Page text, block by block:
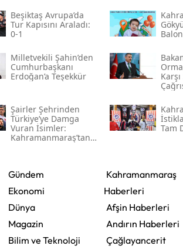
Beşiktaş Avrupa’da
Tur Kapısını Araladı:
0-1
Milletvekili Şahin’den
Cumhurbaşkanı
Erdoğan’a Teşekkür
Şairler Şehrinden
Türkiye’ye Damga
Vuran İsimler:
Kahramanmaraş’tan
Tam
Gündem
Ekonomi
Dünya
Magazin
Bilim ve Teknoloji
Kahramanmaraş
Haberleri
Afşin Haberleri
Andırın Haberleri
Çağlayancerit